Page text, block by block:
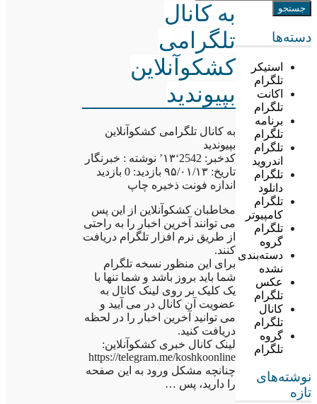
دسته‌ها
استیکر
تلگرام
اکانت
تلگرام
برنامه
تلگرام
تلگرام
اندروید
تلگرام
دانلود
تلگرام
کامپیوتر
تلگرام
گروه
دسته‌بندی
نشده
عکس
تلگرام
کانال
تلگرام
گروه
تلگرام
نوشته‌های
تازه
به کانال
تلگرامی
کشکوآنلاین
بپیوندید
به کانال تلگرامی کشکوآنلاین
بپیوندید
کدخبر: 2542‘۱۳’ نوشته : خبرنگار
تاریخ: ۹۵/۰۱/۱۳ بازدید: 0 بازدید
اندازه فونت ذخیره چاپ
مخاطبان کشکوآنلاین از این پس
می توانند آخرین اخبار را به راحتی
از طریق نرم افزار تلگرام دریافت
کنند.
برای این منظور نسخه تلگرام
شما باید بروز باشد و شما تنها با
یک کلیک بر روی لینک کانال به
عضویت آن کانال در می آیید و
می توانید آخرین اخبار را در لحظه
دریافت کنید.
لینک کانال خبری کشکوآنلاین:
https://telegram.me/koshkoonline
چنانچه مشکل ورود به این صفحه
را دارید، پس …